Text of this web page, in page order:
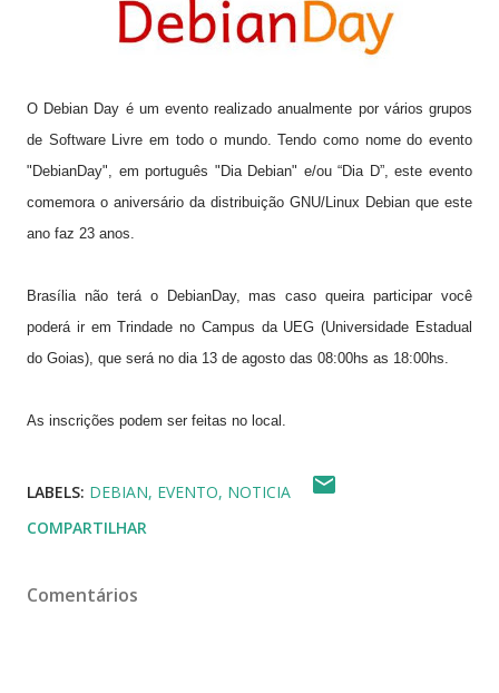
O Debian Day é um evento realizado anualmente por vários grupos
de Software Livre em todo o mundo. Tendo como nome do evento
"DebianDay", em português "Dia Debian" e/ou “Dia D”, este evento
comemora o aniversário da distribuição GNU/Linux Debian que este
ano faz 23 anos.
Brasília não terá o DebianDay, mas caso queira participar você
poderá ir em Trindade no Campus da UEG (Universidade Estadual
do Goias), que será no dia13 de agosto das 08:00hs as 18:00hs.
As inscrições podem ser feitas no local.
LABELS: DEBIAN EVENTO NOTICIA
COMPARTILHAR
Comentários